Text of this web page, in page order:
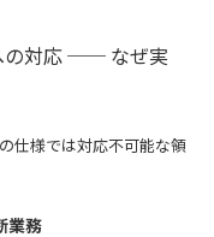
の対応 ── なぜ実
仕様では対応不可能な領
業務